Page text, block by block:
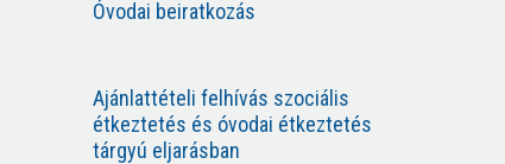
Óvodai beiratkozás
Ajánlattételi felhívás szociális
étkeztetés és óvodai étkeztetés
tárgyú eljarásban